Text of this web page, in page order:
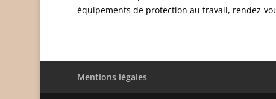
équipements de protection au travail, rendez-
Mentions légales